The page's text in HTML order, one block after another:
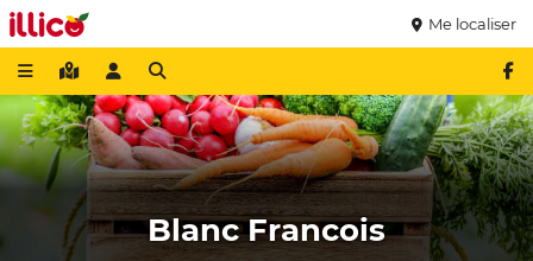
Me localiser
Blanc Francois